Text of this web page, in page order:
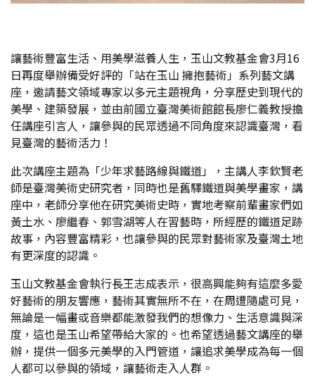
讓藝術豐富生活、用美學滋養人生，玉山文教基金會3月16
日再度舉辦備受好評的「站在玉山 擁抱藝術」系列藝文講
座，邀請藝文領域專家以多元主題視角，分享歷史到現代的
美學、建築發展，並由前國立臺灣美術館館長廖仁義教授擔
任講座引言人，讓參與的民眾透過不同角度來認識臺灣，看
見臺灣的藝術活力！
此次講座主題為「少年求藝路線與鐵道」，主講人李欽賢老
師是臺灣美術史研究者，同時也是舊驛鐵道與美學畫家，講
座中，老師分享他在研究美術史時，實地考察前輩畫家們如
黃土水、廖繼春、郭雪湖等人在習藝時，所經歷的鐵道足跡
故事，內容豐富精彩，也讓參與的民眾對藝術家及臺灣土地
有更深度的認識。
玉山文教基金會執行長王志成表示，很高興能夠有這麼多愛
好藝術的朋友響應，藝術其實無所不在，在周遭隨處可見，
無論是一幅畫或音樂都能激發我們的想像力、生活意識與深
度，這也是玉山希望帶給大家的。也希望透過藝文講座的舉
辦，提供一個多元美學的入門管道，讓追求美學成為每一個
人都可以參與的領域，讓藝術走入人群。